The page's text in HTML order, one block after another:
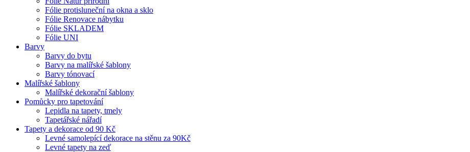
Fólie protisluneční na okna a sklo
Fólie Renovace nábytku
Fólie SKLADEM
Fólie UNI
Barvy
Barvy do bytu
Barvy na malířské šablony
Barvy tónovací
Malířské šablony
Malířské dekorační šablony
Pomůcky pro tapetování
Lepidla na tapety, tmely
Tapetářské nářadí
Tapety a dekorace od 90 Kč
Levné samolepící dekorace na stěnu za 90Kč
Levné tapety na zeď